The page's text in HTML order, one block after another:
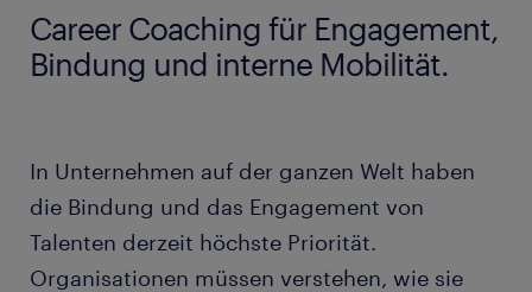
Was sind die Vorteile von Career Coaching?
Was ist Career Coaching für alle?
Warum benötigen unsere Mitarbeitenden Career
Coaching?
Career Coaching für Engagement,
Bindung und interne Mobilität.
In Unternehmen auf der ganzen Welt haben
die Bindung und das Engagement von
Talenten derzeit höchste Priorität.
Organisationen müssen verstehen, wie sie